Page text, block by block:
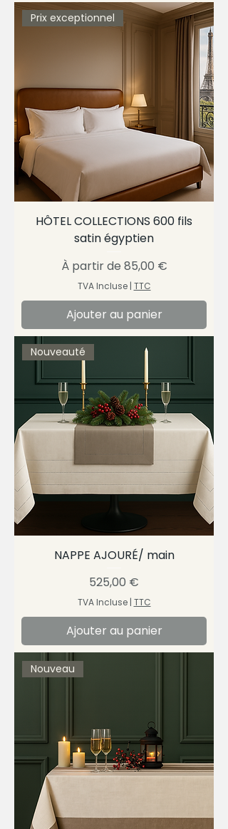
Prix exceptionnel
HÔTEL COLLECTIONS 600 fils
satin égyptien
À partir de 85,00 €
Prix promotionnel
TVA Incluse| TTC
Ajouter au panier
Nouveauté
NAPPE AJOURÉ/ main
Prix
525,00 €
TVA Incluse| TTC
Ajouter au panier
Nouveau